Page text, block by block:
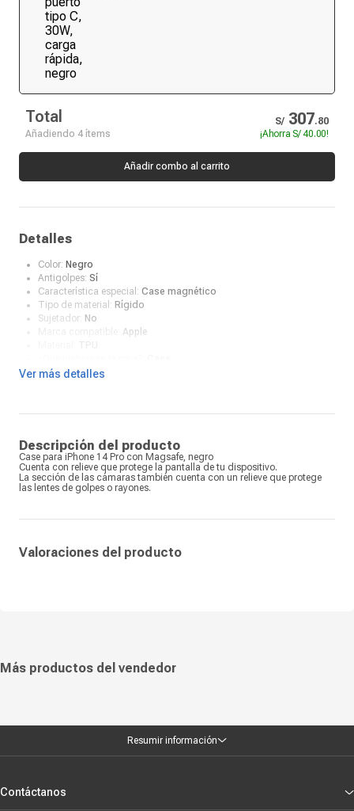
Total S/ 307.80
Añadiendo 4 ítems
¡AhorraS/ 40.00!
Añadir combo al carrito
Detalles
Color: Negro
Antigolpes: Sí
Característica especial: Case magnético
Tipo de material: Rígido
Sujetador: No
Apple
Ver más detalles
Descripción del producto
Case para iPhone 14 Pro con Magsafe, negro
Cuenta con relieve que protege la pantalla de tu dispositivo.
La sección de las cámaras también cuenta con un relieve que protege
las lentes de golpes o rayones.
Valoraciones del producto
Más productos del vendedor
Resumir información
Contáctanos